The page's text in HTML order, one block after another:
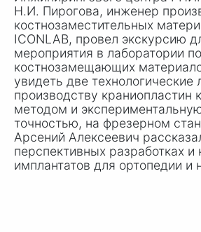
Н.И. Пирогова, инженер
костнозаместительных
ICONLAB, провел экскурсию
мероприятия в лаборатории
костнозамещающих
увидеть две технологические
производству краниопластин
методом и
точностью, на фрезерном
Арсений Алексеевич
перспективных разработках и
имплантатов для ортопедии и